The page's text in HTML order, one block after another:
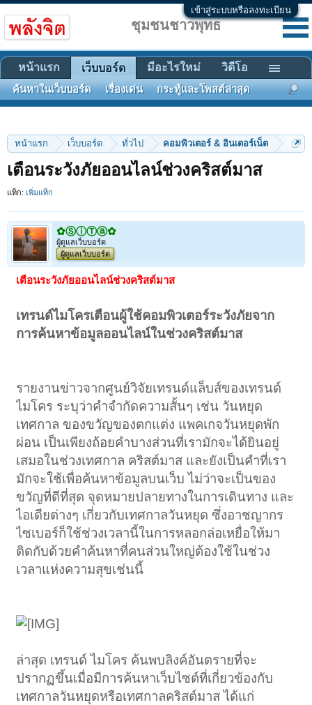
เข้าสู่ระบบหรือลงทะเบียน
หน้าแรก เว็บบอร์ด ทั่วไป คอมพิวเตอร์ & อินเตอร์เน็ต
เตือนระวังภัยออนไลน์ช่วงคริสต์มาส
แท็ก: เพิ่มแท็ก
✿ⓈⓘⓉⓐ✿
ผู้ดูแลเว็บบอร์ด
ผู้ดูแลเว็บบอร์ด
เตือนระวังภัยออนไลน์ช่วงคริสต์มาส
เทรนด์ไมโครเตือนผู้ใช้คอมพิวเตอร์ระวังภัยจาก
การค้นหาข้อมูลออนไลน์ในช่วงคริสต์มาส
รายงานข่าวจากศูนย์วิจัยเทรนด์แล็บส์ของเทรนด์
ไมโคร ระบุว่าคำจำกัดความสั้นๆ เช่น วันหยุด
เทศกาล ของขวัญของตกแต่ง แพคเกจวันหยุดพัก
ผ่อน เป็นเพียงถ้อยคำบางส่วนที่เรามักจะได้ยินอยู่
เสมอในช่วงเทศกาล คริสต์มาส และยังเป็นคำที่เรา
มักจะใช้เพื่อค้นหาข้อมูลบนเว็บ ไม่ว่าจะเป็นของ
ขวัญที่ดีที่สุด จุดหมายปลายทางในการเดินทาง และ
ไอเดียต่างๆ เกี่ยวกับเทศกาลวันหยุด ซึ่งอาชญากร
ไซเบอร์ก็ใช้ช่วงเวลานี้ในการหลอกล่อเหยื่อให้มา
ติดกับด้วยคำค้นหาที่คนส่วนใหญ่ต้องใช้ในช่วง
เวลาแห่งความสุขเช่นนี้
ล่าสุด เทรนด์ ไมโคร ค้นพบลิงค์อันตรายที่จะ
ปรากฏขึ้นเมื่อมีการค้นหาเว็บไซต์ที่เกี่ยวข้องกับ
เทศกาลวันหยุดหรือเทศกาลคริสต์มาส ได้แก่
ชุมชนชาวพุทธ
หน้าแรก เว็บบอร์ด
ค้นหาในเว็บบอร์ด เรื่องเด่น กระทู้และโพสต์ล่าสุด
มีอะไรใหม่ วิดีโอ